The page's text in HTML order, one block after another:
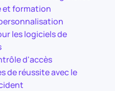
et formation
les logiciels de
d'accès
de réussite avec le